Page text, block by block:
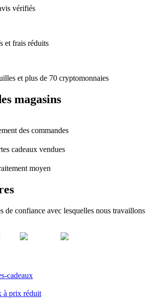
vérifiés
et frais réduits
et plus de 70 cryptomonnaies
magasins
des commandes
cadeaux vendues
moyen
de confiance avec lesquelles nous travaillons
cadeaux
à prix réduit